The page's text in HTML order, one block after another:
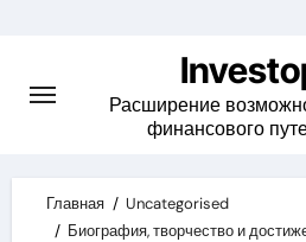
content
Расширение
финансового
Главная
Uncategorised
Биография, творчество и